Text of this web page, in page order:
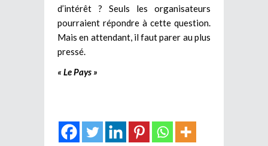
d’intérêt ? Seuls les organisateurs
pourraient répondre à cette question.
Mais en attendant, il faut parer au plus
pressé.
« Le Pays »